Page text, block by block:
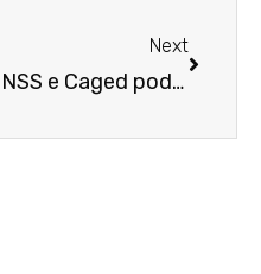
Next
INSS e Caged poderão identificar bens de devedor para pagar valores devidos a auxiliar